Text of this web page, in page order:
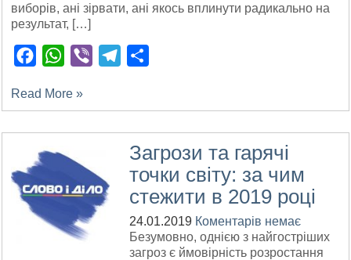
виборів, ані зірвати, ані якось вплинути радикально на
результат, […]
FacebookWhatsApp
Viber Telegram
Read More »
Загрози та гарячі
точки світу: за чим
стежити в 2019 році
24.01.2019 Коментарів немає
Безумовно, однією з найгостріших
загроз є ймовірність розростання